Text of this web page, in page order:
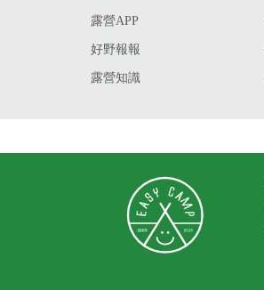
露營APP
好野報報
露營知識